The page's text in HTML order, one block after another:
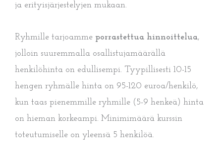
ja erityisjärjestelyjen mukaan.
Ryhmille tarjoamme porrastettua hinnoittelua,
jolloin suuremmalla osallistujamäärällä
henkilöhinta on edullisempi. Tyypillisesti 10-15
hengen ryhmälle hinta on 95-120 euroa/henkilö,
kun taas pienemmille ryhmille (5-9 henkeä) hinta
on hieman korkeampi. Minimimäärä kurssin
toteutumiselle on yleensä 5 henkilöä.